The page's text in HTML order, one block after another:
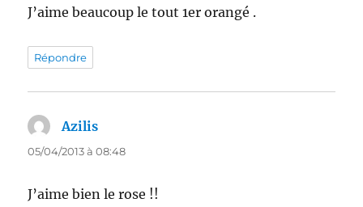
J’aime beaucoup le tout 1er orangé .
Répondre
Azilis
05/04/2013 à 08:48
J’aime bien le rose !!